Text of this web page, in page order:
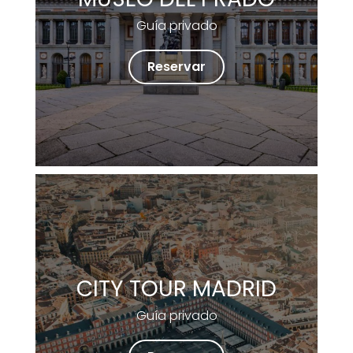
Guía privado
Reservar
CITY TOUR MADRID
Guía privado